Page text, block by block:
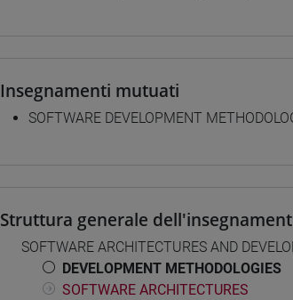
Insegnamenti mutuati
SOFTWARE DEVELOPMENT
Struttura generale
SOFTWARE ARCHITECTURES AND
DEVELOPMENT METHODOLOGIES
SOFTWARE ARCHITECTURES